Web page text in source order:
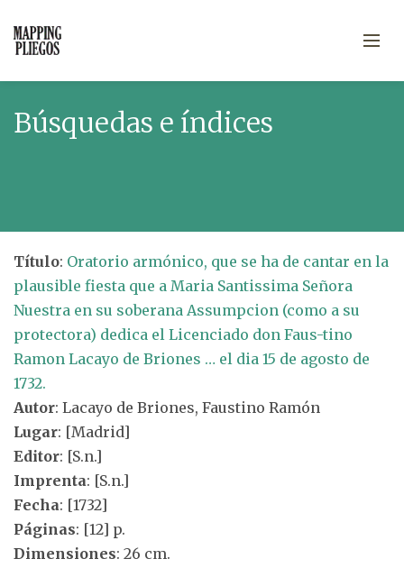
Búsquedas e índices
Título: Oratorio armónico, que se ha de cantar en la
plausible fiesta que a Maria Santissima Señora
Nuestra en su soberana Assumpcion (como a su
protectora) dedica el Licenciado don Faus-tino
Ramon Lacayo de Briones … el dia 15 de agosto de
1732.
Autor: Lacayo de Briones, Faustino Ramón
Lugar: [Madrid]
Editor: [S.n.]
Imprenta: [S.n.]
Fecha: [1732]
Páginas: [12] p.
Dimensiones: 26 cm.